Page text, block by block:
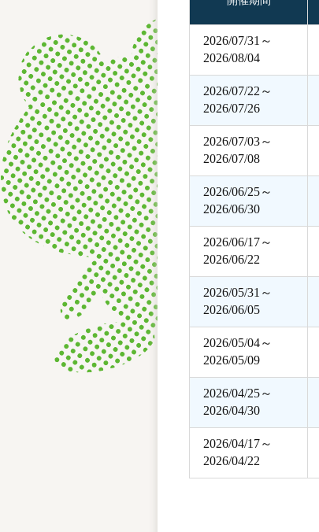
2026/07/31～
2026/08/04
2026/07/22～
2026/07/26
2026/07/03～
2026/07/08
2026/06/25～
2026/06/30
2026/06/17～
2026/06/22
2026/05/31～
2026/06/05
2026/05/04～
2026/05/09
2026/04/25～
2026/04/30
2026/04/17～
2026/04/22